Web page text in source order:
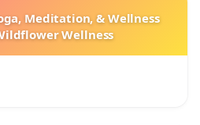
Meditation, & Wellness
Wellness